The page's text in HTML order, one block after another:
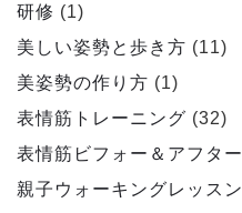
研修 (1)
美しい姿勢と歩き方 (11)
美姿勢の作り方 (1)
表情筋トレーニング (32)
表情筋ビフォー＆アフター
親子ウォーキングレッスン